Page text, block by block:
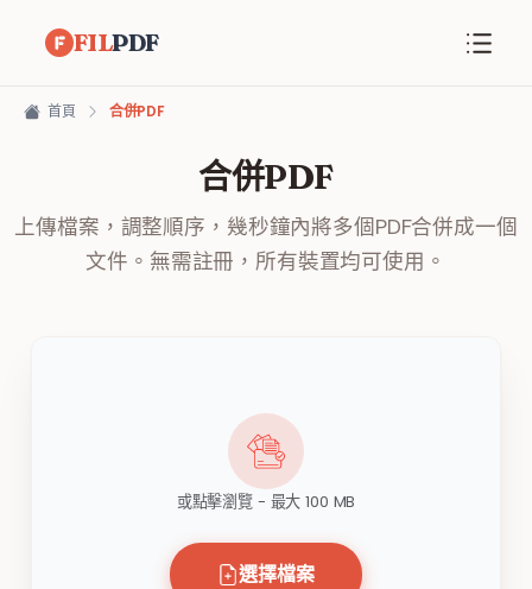
FILPDF
首頁 合併PDF
合併PDF
上傳檔案，調整順序，幾秒鐘內將多個PDF合併成一個
文件。無需註冊，所有裝置均可使用。
或點擊瀏覽 - 最大 100 MB
選擇檔案